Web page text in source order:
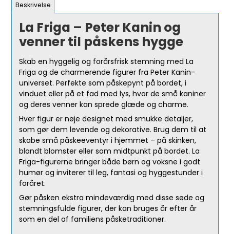
Beskrivelse
La Friga – Peter Kanin og
venner til påskens hygge
Skab en hyggelig og forårsfrisk stemning med La
Friga og de charmerende figurer fra Peter Kanin-
universet. Perfekte som påskepynt på bordet, i
vinduet eller på et fad med lys, hvor de små kaniner
og deres venner kan sprede glæde og charme.
Hver figur er nøje designet med smukke detaljer,
som gør dem levende og dekorative. Brug dem til at
skabe små påskeeventyr i hjemmet – på skinken,
blandt blomster eller som midtpunkt på bordet. La
Friga-figurerne bringer både børn og voksne i godt
humør og inviterer til leg, fantasi og hyggestunder i
foråret.
Gør påsken ekstra mindeværdig med disse søde og
stemningsfulde figurer, der kan bruges år efter år
som en del af familiens påsketraditioner.